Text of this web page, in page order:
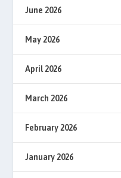
June 2026
May 2026
April 2026
March 2026
February 2026
January 2026